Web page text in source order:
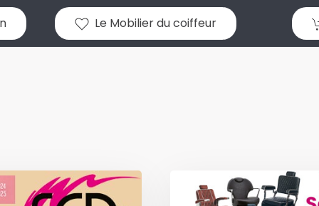
Le Mobilier du coiffeur